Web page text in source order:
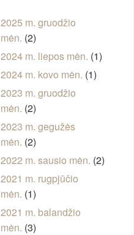
2025 m. gruodžio
mėn. (2)
2024 m. liepos mėn. (1)
2024 m. kovo mėn. (1)
2023 m. gruodžio
mėn. (2)
2023 m. gegužės
mėn. (2)
2022 m. sausio mėn. (2)
2021 m. rugpjūčio
mėn. (1)
2021 m. balandžio
mėn. (3)